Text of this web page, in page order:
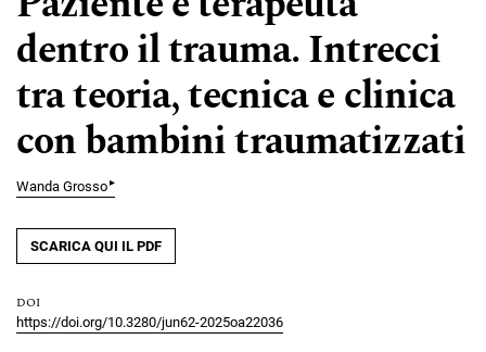
dentro il trauma. Intrecci
tra teoria, tecnica e clinica
con bambini traumatizzati
Wanda Grosso▸
SCARICA QUI IL PDF
DOI
https://doi.org/10.3280/jun62-2025oa22036